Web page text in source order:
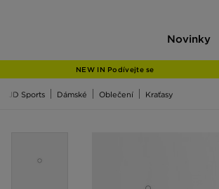
Novinky
NEW IN Podívejte se
JD Sports Dámské Oblečení Kraťasy